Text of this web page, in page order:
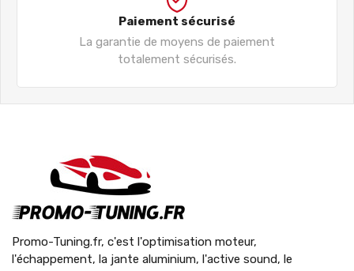
Paiement sécurisé
La garantie de moyens de paiement
totalement sécurisés.
Promo-Tuning.fr, c'est l'optimisation moteur,
l'échappement, la jante aluminium, l'active sound, le